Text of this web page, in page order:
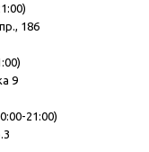
186
9
21:00)